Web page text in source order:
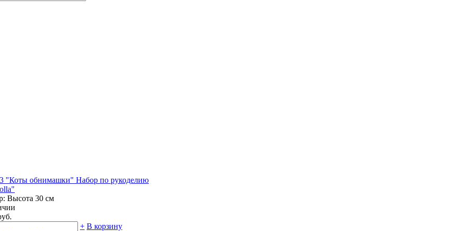
"Коты обнимашки" Набор по рукоделию
Высота 30 см
+ В корзину